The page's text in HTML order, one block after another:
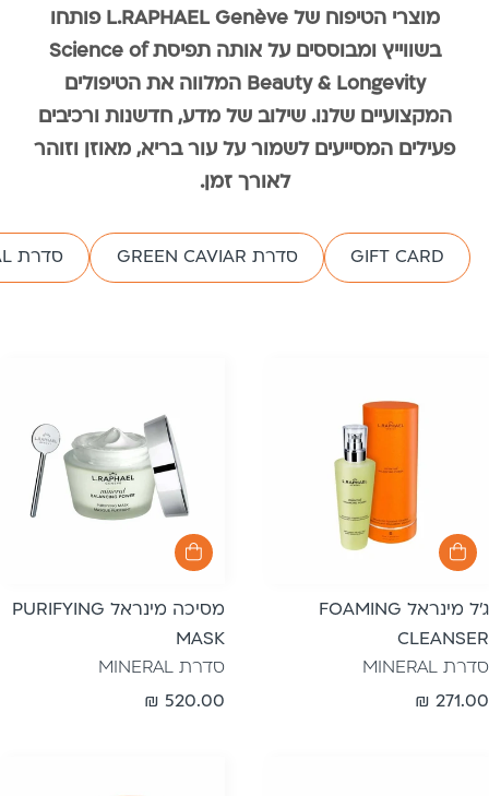
מוצרי הטיפוח של L.RAPHAEL Genève פותחו
בשווייץ ומבוססים על אותה תפיסת Science of
Beauty & Longevity המלווה את הטיפולים
המקצועיים שלנו. שילוב של מדע, חדשנות ורכיבים
פעילים המסייעים לשמור על עור בריא, מאוזן וזוהר
לאורך זמן.
GIFT CARD סדרת GREEN CAVIAR סדרת MINERAL
ג’ל מינראל FOAMING
CLEANSER
סדרת MINERAL
מחיר
271.00 ₪
מסיכה מינראל PURIFYING
MASK
סדרת MINERAL
מחיר
520.00 ₪